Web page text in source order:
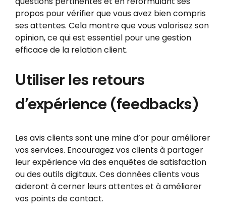
propos pour vérifier que vous avez bien compris
ses attentes. Cela montre que vous valorisez son
opinion, ce qui est essentiel pour une gestion
efficace de la relation client.
Utiliser les retours
d’expérience (feedbacks)
Les avis clients sont une mine d’or pour améliorer
vos services. Encouragez vos clients à partager
leur expérience via des enquêtes de satisfaction
ou des outils digitaux. Ces données clients vous
aideront à cerner leurs attentes et à améliorer
vos points de contact.